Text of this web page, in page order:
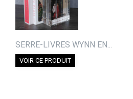
SERRE-LIVRES WYNN EN...
VOIR CE PRODUIT